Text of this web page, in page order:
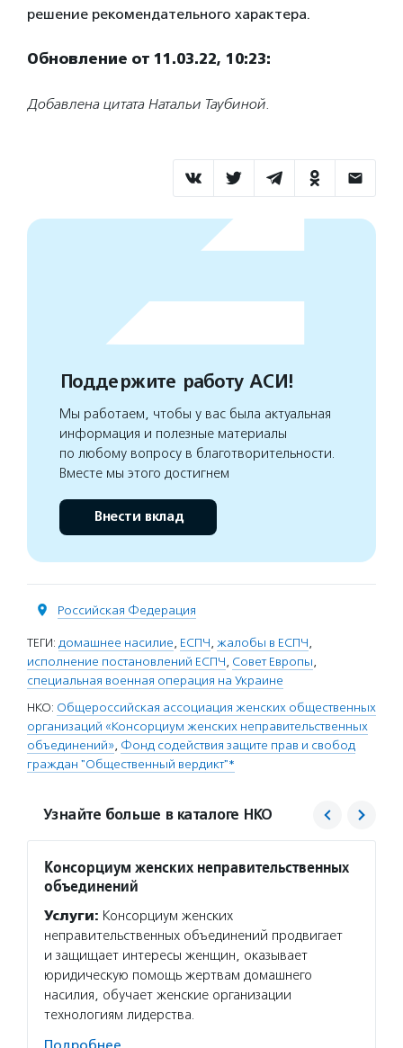
решение рекомендательного характера.
Обновление от 11.03.22, 10:23:
Добавлена цитата Натальи Таубиной.
Поддержите работу АСИ!
Мы работаем, чтобы у вас была актуальная
информация и полезные материалы
по любому вопросу в благотворительности.
Вместе мы этого достигнем
Внести вклад
Российская Федерация
ТЕГИ: домашнее насилие, ЕСПЧ, жалобы в ЕСПЧ,
исполнение постановлений ЕСПЧ, Совет Европы,
специальная военная операция на Украине
НКО: Общероссийская ассоциация женских общественных
организаций «Консорциум женских неправительственных
объединений», Фонд содействия защите прав и свобод
граждан "Общественный вердикт"*
Узнайте больше в каталоге НКО
Консорциум женских неправительственных
объединений
Услуги: Консорциум женских
неправительственных объединений продвигает
и защищает интересы женщин, оказывает
юридическую помощь жертвам домашнего
насилия, обучает женские организации
технологиям лидерства.